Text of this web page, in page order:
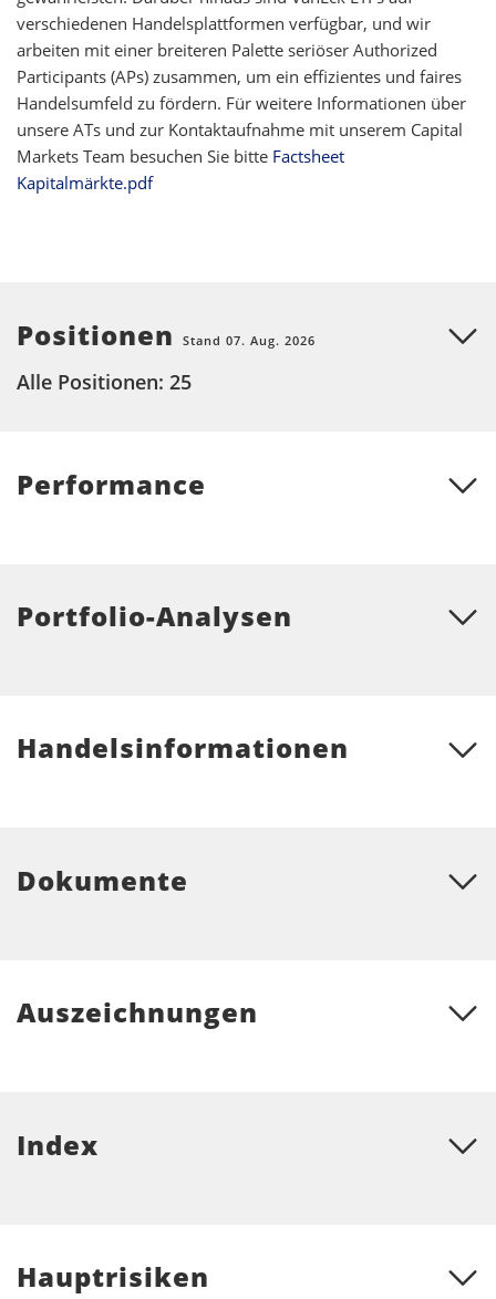
verschiedenen Handelsplattformen verfügbar, und wir
arbeiten mit einer breiteren Palette seriöser Authorized
Participants (APs) zusammen, um ein effizientes und faires
Handelsumfeld zu fördern. Für weitere Informationen über
unsere ATs und zur Kontaktaufnahme mit unserem Capital
Markets Team besuchen Sie bitte Factsheet
Kapitalmärkte.pdf
Positionen Stand 07. Aug. 2026
Alle Positionen: 25
Performance
Portfolio-Analysen
Handelsinformationen
Dokumente
Auszeichnungen
Index
Hauptrisiken